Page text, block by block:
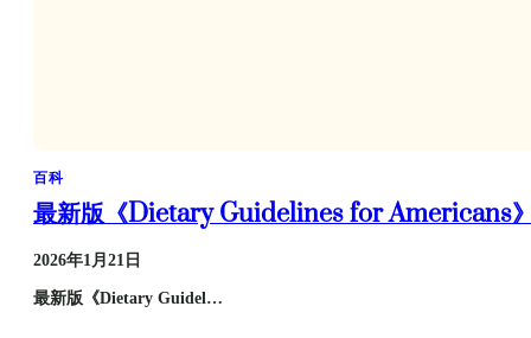
百科
最新版《Dietary Guidelines for Americans
2026年1月21日
最新版《Dietary Guidel…